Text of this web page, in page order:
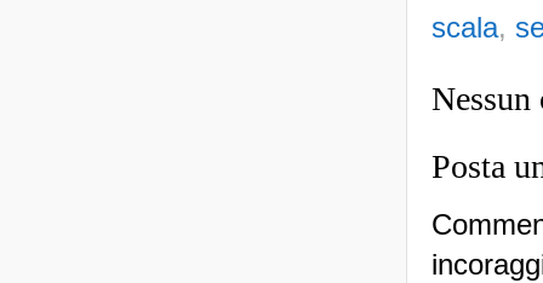
scala,
Nessun
Posta